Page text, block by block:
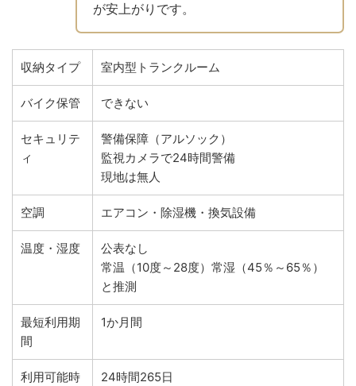
が安上がりです。
収納タイプ 室内型トランクルーム
バイク保管 できない
セキュリテ
ィ
警備保障（アルソック）
監視カメラで24時間警備
現地は無人
空調 エアコン・除湿機・換気設備
温度・湿度
公表なし
常温（10度～28度）常湿（45％～65％）
と推測
最短利用期
間
1か月間
利用可能時
24時間265日